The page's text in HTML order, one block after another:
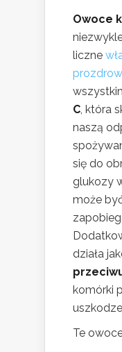
Owoce
liczne
C, która
naszą
się do
glukozy
może
działa
komórki
Te